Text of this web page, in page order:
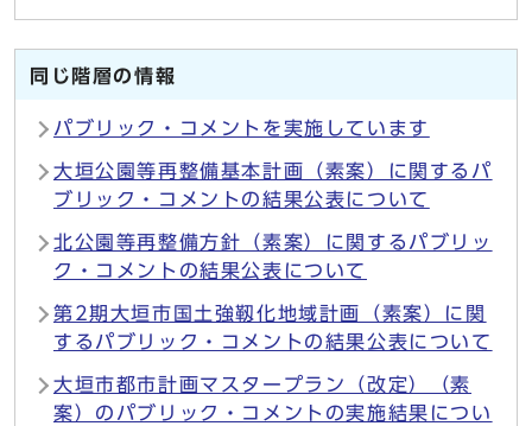
同じ階層の情報
パブリック・コメントを実施しています
大垣公園等再整備基本計画（素案）に関するパ
ブリック・コメントの結果公表について
北公園等再整備方針（素案）に関するパブリッ
ク・コメントの結果公表について
第2期大垣市国土強靱化地域計画（素案）に関
するパブリック・コメントの結果公表について
大垣市都市計画マスタープラン（改定）（素
案）のパブリック・コメントの実施結果につい